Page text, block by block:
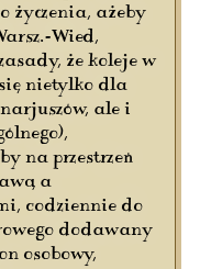
życzenia, ażeby
Wied,
że koleje w
nietylko dla
ale i
na przestrzeń
a
codziennie do
dodawany
osobowy,